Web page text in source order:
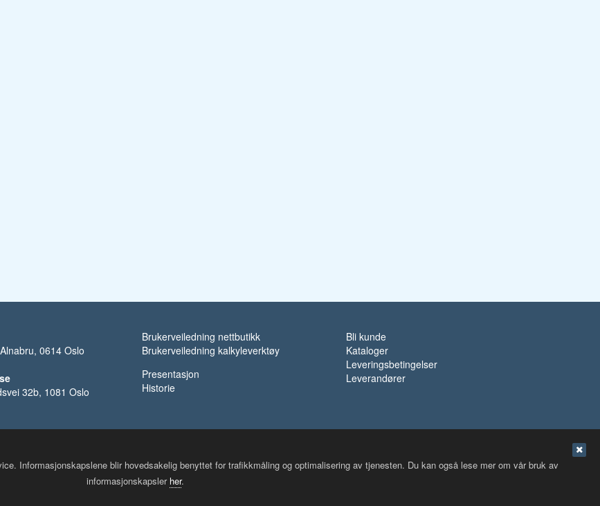
Informasjonskapslene blir hovedsakelig benyttet for trafikkmåling og optimalisering av tjenesten. Du kan også lese mer om vår bruk av
informasjonskapsler her.
0614 Oslo
32b, 1081 Oslo
Brukerveiledning nettbutikk
Brukerveiledning kalkyleverktøy
Presentasjon
Historie
Bli kunde
Kataloger
Leveringsbetingelser
Leverandører